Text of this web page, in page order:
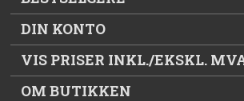
DIN KONTO
VIS PRISER INKL./EKSKL.
OM BUTIKKEN